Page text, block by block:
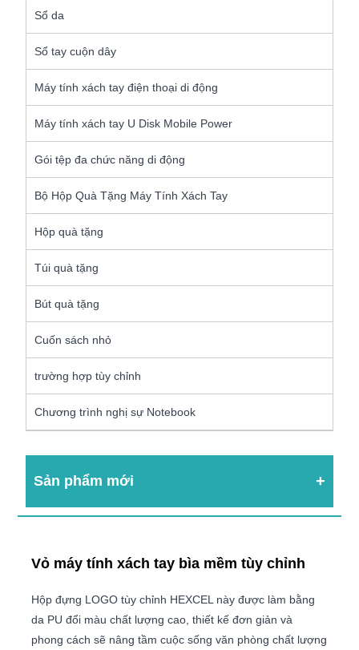
Sổ da
Sổ tay cuộn dây
Máy tính xách tay điện thoại di động
Máy tính xách tay U Disk Mobile Power
Gói tệp đa chức năng di động
Bộ Hộp Quà Tặng Máy Tính Xách Tay
Hộp quà tặng
Túi quà tặng
Bút quà tặng
Cuốn sách nhỏ
trường hợp tùy chỉnh
Chương trình nghị sự Notebook
Sản phẩm mới
Vỏ máy tính xách tay bìa mềm tùy chỉnh
Hộp đựng LOGO tùy chỉnh HEXCEL này được làm bằng
da PU đổi màu chất lượng cao, thiết kế đơn giản và
phong cách sẽ nâng tầm cuộc sống văn phòng chất lượng